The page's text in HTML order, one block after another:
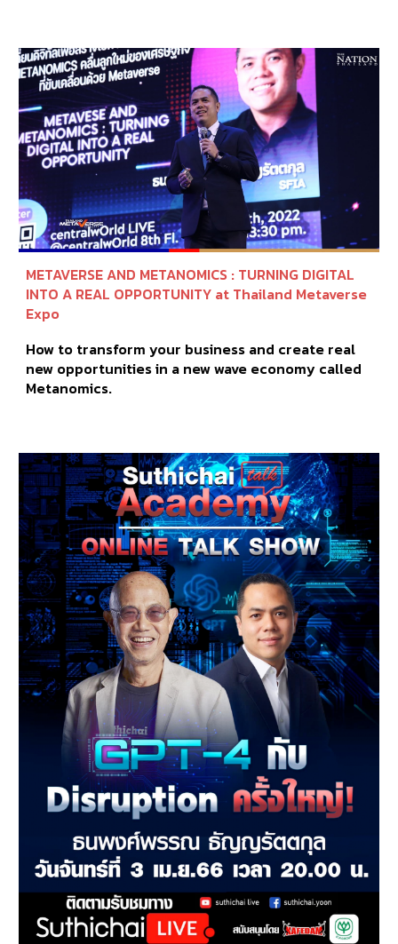
METAVERSE AND METANOMICS : TURNING DIGITAL
INTO A REAL OPPORTUNITY at Thailand Metaverse
Expo
How to transform your business and create real
new opportunities in a new wave economy called
Metanomics.